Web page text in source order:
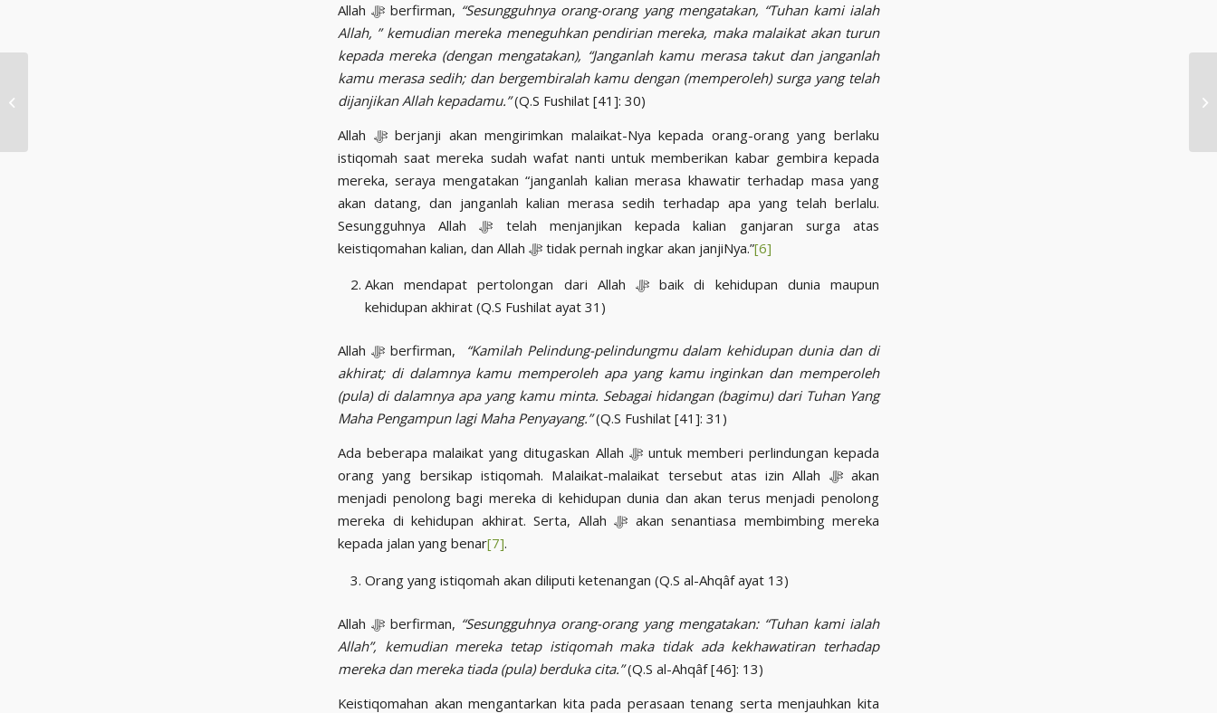
Allah ﷻ berfirman, “Sesungguhnya orang-orang yang mengatakan, “Tuhan kami ialah
Allah, ” kemudian mereka meneguhkan pendirian mereka, maka malaikat akan turun
kepada mereka (dengan mengatakan), “Janganlah kamu merasa takut dan janganlah
kamu merasa sedih; dan bergembiralah kamu dengan (memperoleh) surga yang telah
dijanjikan Allah kepadamu.”(Q.S Fushilat [41]: 30)
Allah ﷻ berjanji akan mengirimkan malaikat-Nya kepada orang-orang yang berlaku
istiqomah saat mereka sudah wafat nanti untuk memberikan kabar gembira kepada
mereka, seraya mengatakan “janganlah kalian merasa khawatir terhadap masa yang
akan datang, dan janganlah kalian merasa sedih terhadap apa yang telah berlalu.
Sesungguhnya Allah ﷻ telah menjanjikan kepada kalian ganjaran surga atas
keistiqomahan kalian, dan Allah ﷻ tidak pernah ingkar akan janjiNya.”[6]
Akan mendapat pertolongan dari Allah ﷻ baik di kehidupan dunia maupun
kehidupan akhirat (Q.S Fushilat ayat 31)
Allah ﷻ berfirman,
“Kamilah Pelindung-pelindungmu dalam kehidupan dunia dan di
akhirat; di dalamnya kamu memperoleh apa yang kamu inginkan dan memperoleh
(pula) di dalamnya apa yang kamu minta. Sebagai hidangan (bagimu) dari Tuhan Yang
Maha Pengampun lagi Maha Penyayang.”(Q.S Fushilat [41]: 31)
Ada beberapa malaikat yang ditugaskan Allah ﷻ untuk memberi perlindungan kepada
orang yang bersikap istiqomah. Malaikat-malaikat tersebut atas izin Allah ﷻ akan
menjadi penolong bagi mereka di kehidupan dunia dan akan terus menjadi penolong
mereka di kehidupan akhirat. Serta, Allah ﷻ akan senantiasa membimbing mereka
kepada jalan yang benar[7].
Orang yang istiqomah akan diliputi ketenangan (Q.S al-Ahqâf ayat 13)
Allah ﷻ berfirman, “Sesungguhnya orang-orang yang mengatakan: “Tuhan kami ialah
Allah”, kemudian mereka tetap istiqomah maka tidak ada kekhawatiran terhadap
mereka dan mereka tiada (pula) berduka cita.”(Q.S al-Ahqâf [46]: 13)
Keistiqomahan akan mengantarkan kita pada perasaan tenang serta menjauhkan kita